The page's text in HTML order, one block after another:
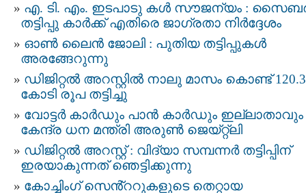
എ. ടി. എം. ഇടപാടു കള്‍ സൗജന്യം :
തട്ടിപ്പു കാര്‍ക്ക് എതിരെ ജാഗ്രതാ നിര്‍ദ്ദേശം
ഓണ്‍ ലൈന്‍ ജോലി : പുതിയ തട്ടിപ്പുകൾ
അരങ്ങേറുന്നു
ഡിജിറ്റല്‍ അറസ്റ്റില്‍ നാലു മാസം കൊണ്ട് 120.3
കോടി രൂപ തട്ടിച്ചു
വോട്ടർ കാർഡും പാൻ കാർഡും ഇല്ലാതാവും
കേന്ദ്ര ധന മന്ത്രി അരുൺ ജെയ്റ്റ്ലി
ഡിജിറ്റൽ അറസ്റ്റ് : വിദ്യാ സമ്പന്നർ തട്ടിപ്പിന്‌
ഇരയാകുന്നത്‌ ഞെട്ടിക്കുന്നു
കോച്ചിംഗ് സെൻ്ററുകളുടെ തെറ്റായ